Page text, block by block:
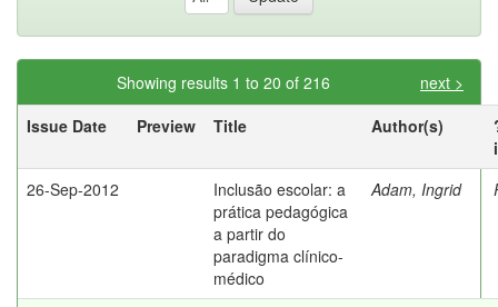
Showing results 1 to 20 of 216
next >
Issue Date
Preview Title Author(s)
26-Sep-2012
Inclusão escolar: a
prática pedagógica
a partir do
paradigma clínico-
médico
Adam, Ingrid